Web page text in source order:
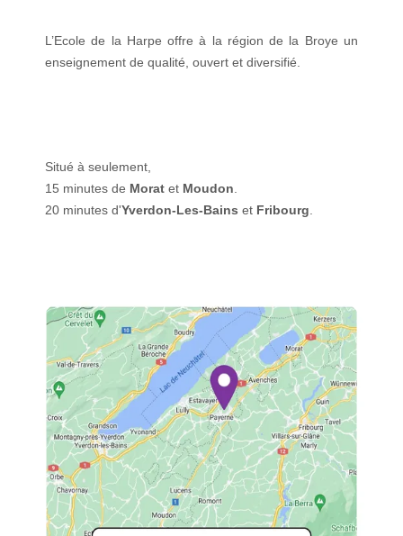
L’Ecole de la Harpe offre à la région de la Broye un
enseignement de qualité, ouvert et diversifié.
Situé à seulement,
15 minutes de Morat et Moudon
20 minutes d'Yverdon-Les-Bains et Fribourg